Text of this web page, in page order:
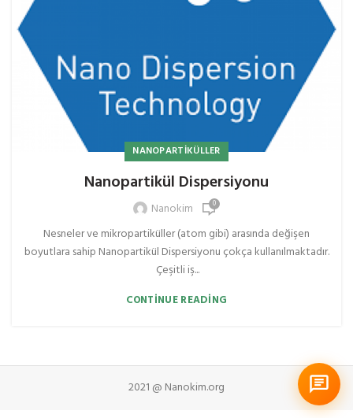
NANOPARTIKÜLLER
Nanopartikül Dispersiyonu
Nanokim 0
Nesneler ve mikropartiküller (atom gibi) arasında değişen
boyutlara sahip Nanopartikül Dispersiyonu çokça kullanılmaktadır.
Çeşitli iş...
CONTINUE READING
2021 @ Nanokim.org